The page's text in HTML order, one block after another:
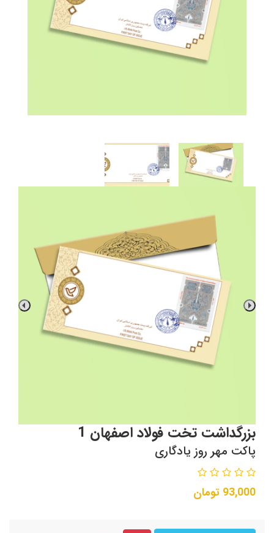
بزرگداشت تخت فولاد اصفهان 1
پاکت مهر روز یادگاری
93,000 تومان